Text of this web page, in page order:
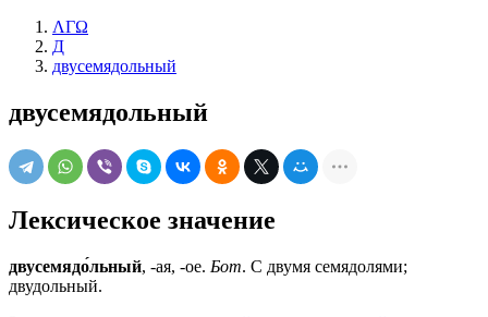
ΛΓΩ
Д
двусемядольный
двусемядольный
Лексическое значение
двусемядо́льный, -ая, -ое. Бот. С двумя семядолями;
двудольный.